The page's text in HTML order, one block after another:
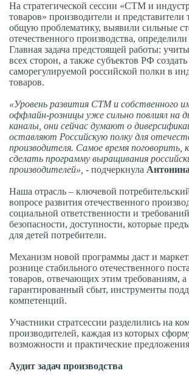
На стратегической сессии «СТМ и
товаров» производители и представители
общую проблематику, выявили сильные
отечественного производства,
Главная задача предстоящей работы:
всех сторон, а также субъектов РФ
саморегулируемой российской полки в
товаров.
«Уровень развития СТМ и собственного
оффлайн-розницы уже сильно повлиял на
каналы, они сейчас думают о
оставляют Российскую полку для
производителя. Самое время поговорить,
сделать программу выращивания
производителей», - подчеркнула
Наша отрасль – ключевой
вопросе развития отечественного
социальной ответственности и требований
безопасности, доступности, которые
для детей потребители.
Механизм новой программы даст и
рознице стабильного отечественного
товаров, отвечающих этим требованиям,
гарантированный сбыт, инструменты
компетенций.
Участники стратсессии разделились на
производителей, каждая из которых
возможности и практические
Аудит задач производства